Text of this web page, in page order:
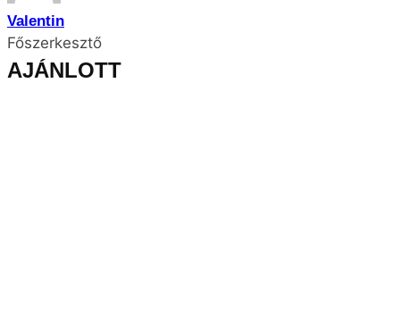
Valentin
Főszerkesztő
AJÁNLOTT